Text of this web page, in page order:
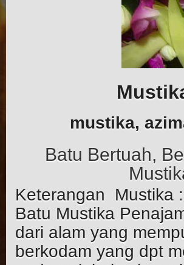
mustika,
Batu Bertuah,
Keterangan Mustika :
Batu Mustika
dari alam yang
berkodam yang dpt